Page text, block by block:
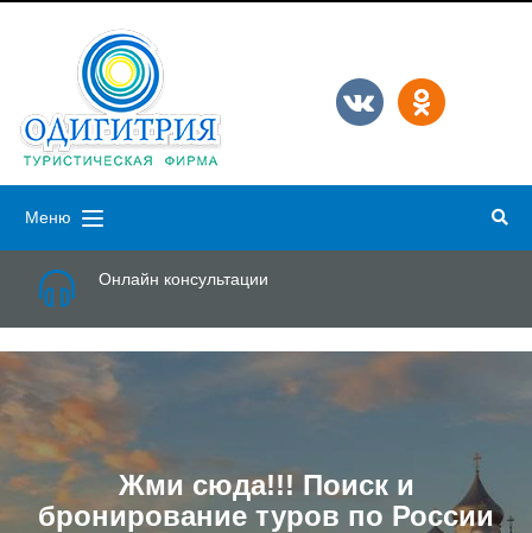
Меню
Онлайн консультации
Жми сюда!!! Поиск и
бронирование туров по России